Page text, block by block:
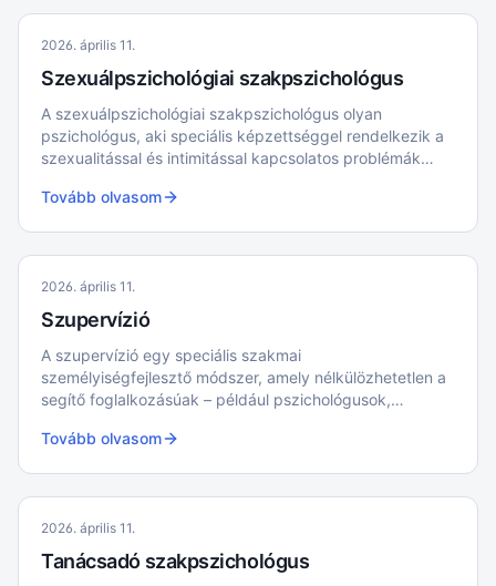
2026. április 11.
Szexuálpszichológiai szakpszichológus
A szexuálpszichológiai szakpszichológus olyan
pszichológus, aki speciális képzettséggel rendelkezik a
szexualitással és intimitással kapcsolatos problémák
Tovább olvasom
2026. április 11.
Szupervízió
A szupervízió egy speciális szakmai
személyiségfejlesztő módszer, amely nélkülözhetetlen a
segítő foglalkozásúak – például pszichológusok,
hivatásgondozásában, mentálhigiénéjük megőrzésében
Tovább olvasom
2026. április 11.
Tanácsadó szakpszichológus